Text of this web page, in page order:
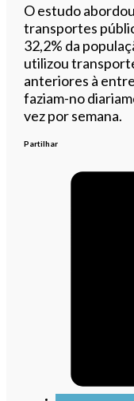
O estudo
transportes
32,2% da
utilizou
anteriores à
faziam-no
vez por semana.
Partilhar